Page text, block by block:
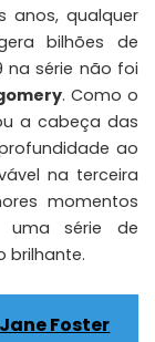
anos, qualquer
bilhões de
na série não foi
. Como o
a cabeça das
ao
na terceira
momentos
série de
brilhante.
Foster